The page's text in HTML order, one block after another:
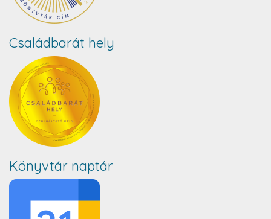
Családbarát hely
Könyvtár naptár